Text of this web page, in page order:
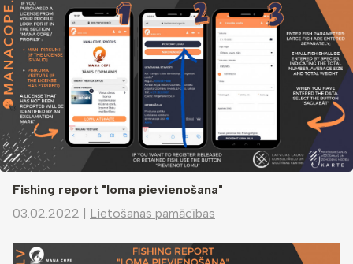
Fishing report "loma pievienošana"
03.02.2022 | Lietošanas pamācības